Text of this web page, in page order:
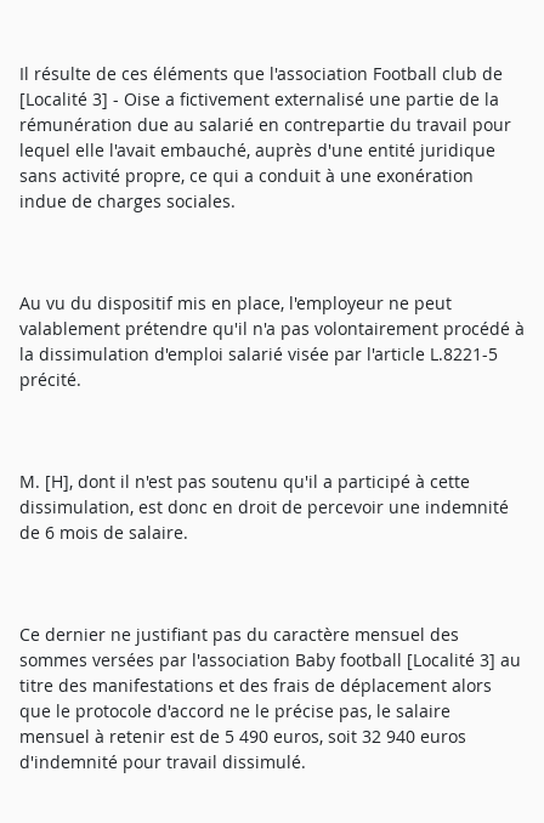
Il résulte de ces éléments que l'association Football club de
[Localité 3] - Oise a fictivement externalisé une partie de la
rémunération due au salarié en contrepartie du travail pour
lequel elle l'avait embauché, auprès d'une entité juridique
sans activité propre, ce qui a conduit à une exonération
indue de charges sociales.
Au vu du dispositif mis en place, l'employeur ne peut
valablement prétendre qu'il n'a pas volontairement procédé à
la dissimulation d'emploi salarié visée par l'article L.8221-5
précité.
M. [H], dont il n'est pas soutenu qu'il a participé à cette
dissimulation, est donc en droit de percevoir une indemnité
de 6 mois de salaire.
Ce dernier ne justifiant pas du caractère mensuel des
sommes versées par l'association Baby football [Localité 3] au
titre des manifestations et des frais de déplacement alors
que le protocole d'accord ne le précise pas, le salaire
mensuel à retenir est de 5 490 euros, soit 32 940 euros
d'indemnité pour travail dissimulé.